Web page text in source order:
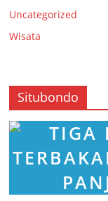
Uncategorized
Wisata
Situbondo